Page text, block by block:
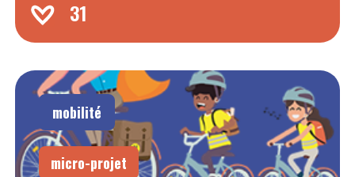
31
mobilité
micro-projet